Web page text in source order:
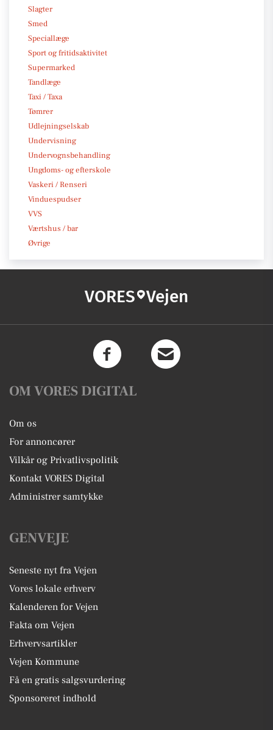
Slagter
Smed
Speciallæge
Sport og fritidsaktivitet
Supermarked
Tandlæge
Taxi / Taxa
Tømrer
Udlejningselskab
Undervisning
Undervognsbehandling
Ungdoms- og efterskole
Vaskeri / Renseri
Vinduespudser
VVS
Værtshus / bar
Øvrige
VORES Vejen
OM VORES DIGITAL
Om os
For annoncører
Vilkår og Privatlivspolitik
Kontakt VORES Digital
Administrer samtykke
GENVEJE
Seneste nyt fra Vejen
Vores lokale erhverv
Kalenderen for Vejen
Fakta om Vejen
Erhvervsartikler
Vejen Kommune
Få en gratis salgsvurdering
Sponsoreret indhold